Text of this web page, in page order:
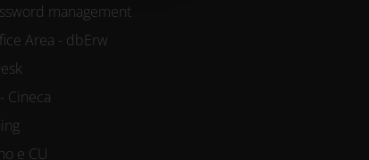
management
Area - dbErw
Cineca
e CU